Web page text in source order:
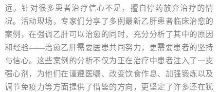
远。针对很多患者治疗信心不足，擅自停药放弃治疗的情
况。活动现场，专家们分享了多例最新乙肝患者临床治愈的
案例，在强调乙肝可以治愈的同时，充分分析了其中的原因
和经验——治愈乙肝需要医患共同努力，更需要患者的坚持
与信心。这些案例的分析不仅为正在治疗中患者注入了一支
强心剂，为他们在谨遵医嘱、改变饮食作息、加强锻炼以及
调节免疫力等方面提供了借鉴的方向，更坚定了许多还在犹